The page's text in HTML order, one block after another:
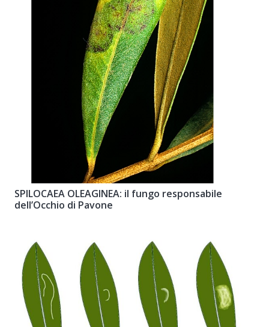
SPILOCAEA OLEAGINEA: il fungo responsabile
dell’Occhio di Pavone